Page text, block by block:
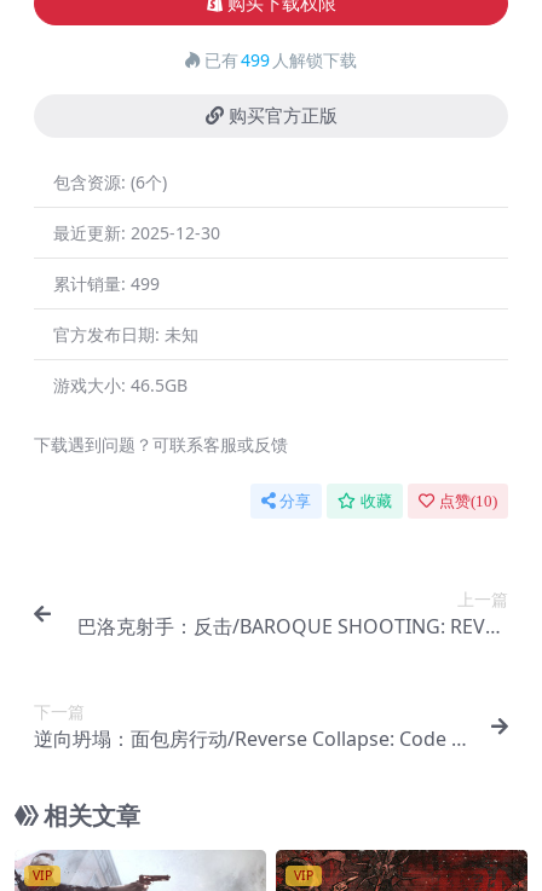
购买下载权限
已有499 人解锁下载
购买官方正版
包含资源: (6个)
最近更新: 2025-12-30
累计销量: 499
官方发布日期: 未知
游戏大小: 46.5GB
下载遇到问题？可联系客服或反馈
分享 收藏 点赞(10)
上一篇
巴洛克射手：反击/BAROQUE SHOOTING: REVER
下一篇
逆向坍塌：面包房行动/Reverse Collapse: Code N
相关文章
VIP VIP